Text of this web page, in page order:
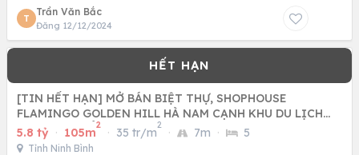
T
Trần Văn Bắc
Đăng 12/12/2024
[TIN HẾT HẠN] MỞ BÁN BIỆT THỰ, SHOPHOUSE
FLAMINGO GOLDEN HILL HÀ NAM CẠNH KHU DU LỊCH
TAM CHÚC SỔ ĐỎ LÂU DÀI
5.8 tỷ · 105m
2
· 35 tr/m
2
· 7m · 5
Tỉnh Ninh Bình